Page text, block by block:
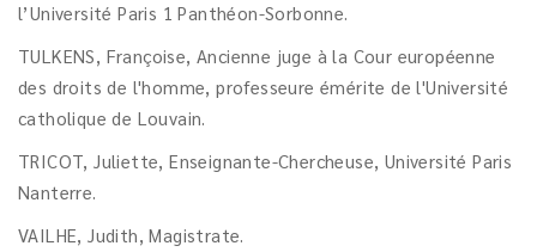
l’Université Paris 1 Panthéon-Sorbonne.
TULKENS, Françoise, Ancienne juge à la Cour européenne
des droits de l'homme, professeure émérite de l'Université
catholique de Louvain.
TRICOT, Juliette, Enseignante-Chercheuse, Université Paris
Nanterre.
VAILHE, Judith, Magistrate.